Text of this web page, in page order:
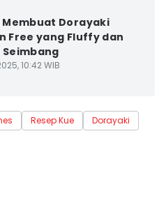
Membuat Dorayaki
Free yang Fluffy dan
Seimbang
10:42 WIB
Resep Kue
Dorayaki